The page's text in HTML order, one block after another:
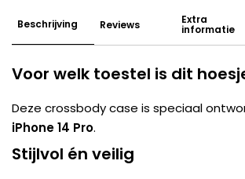
Beschrijving Reviews Extra
informatie
Voor welk toestel is dit
Deze crossbody case is speciaal
iPhone 14 Pro.
Stijlvol én veilig